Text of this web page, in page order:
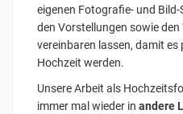
eigenen Fotografie- und
den Vorstellungen sowie
vereinbaren lassen, damit
Hochzeit werden.
Unsere Arbeit als
immer mal wieder in andere